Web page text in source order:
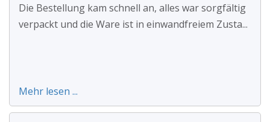
Die Bestellung kam schnell an, alles war sorgfältig
verpackt und die Ware ist in einwandfreiem Zusta...
Mehr lesen ...